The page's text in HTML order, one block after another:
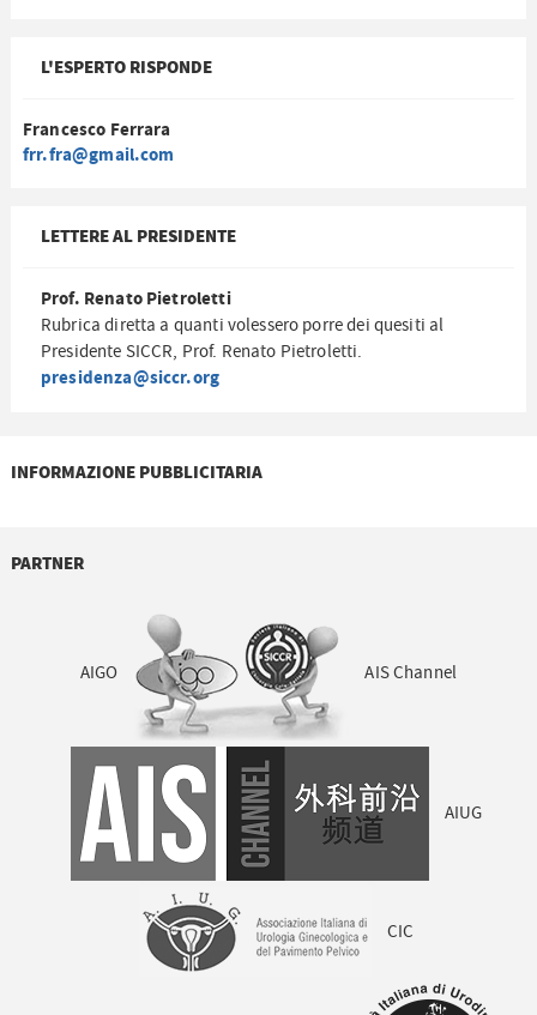
L'ESPERTO RISPONDE
Francesco Ferrara
frr.fra@gmail.com
LETTERE AL PRESIDENTE
Prof. Renato Pietroletti
Rubrica diretta a quanti volessero porre dei quesiti al
Presidente SICCR, Prof. Renato Pietroletti.
presidenza@siccr.org
INFORMAZIONE PUBBLICITARIA
PARTNER
AIGO AIS Channel
AIUG
CIC